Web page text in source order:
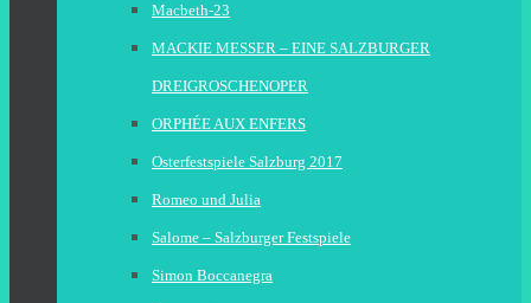
Macbeth-23
MACKIE MESSER – EINE SALZBURGER
DREIGROSCHENOPER
ORPHÉE AUX ENFERS
Osterfestspiele Salzburg 2017
Romeo und Julia
Salome – Salzburger Festspiele
Simon Boccanegra